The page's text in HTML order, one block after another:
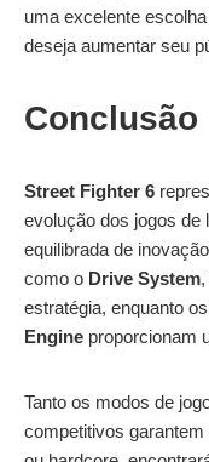
uma excelente
deseja aumentar seu
Conclusão
Street Fighter 6
evolução dos jogos de
equilibrada de
como o Drive System
estratégia, enquanto
Engine proporcionam
Tanto os modos de
competitivos garantem